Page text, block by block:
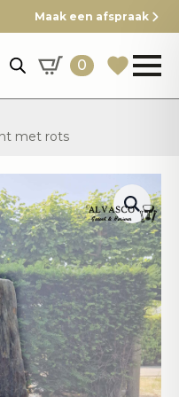
Maak een afspraak
0
met rots